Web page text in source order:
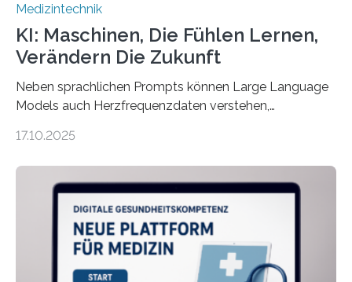
Medizintechnik
KI: Maschinen, Die Fühlen Lernen,
Verändern Die Zukunft
Neben sprachlichen Prompts können Large Language
Models auch Herzfrequenzdaten verstehen,
haben Dr. Morris Gellisch, ehemals an der Ruhr-
und Boris Burr von der Ruhr-Universität Bochum in
dafür eine technische Schnittstelle, über die
physiologische Daten in Echtzeit an das Sprachmodell
übermittelt werden können. Die Künstliche Intelligenz
kann dadurch auch die Sprache des Körpers
17.10.2025